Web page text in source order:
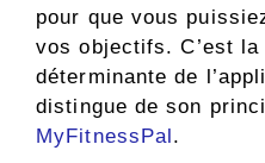
pour que vous
vos objectifs. C’est
déterminante de
distingue de son
MyFitnessPal.